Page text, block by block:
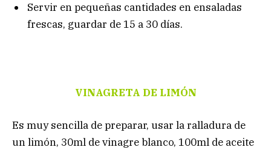
Servir en pequeñas cantidades en ensaladas
frescas, guardar de 15 a 30 días.
VINAGRETA DE LIMÓN
Es muy sencilla de preparar, usar la ralladura de
un limón, 30ml de vinagre blanco, 100ml de aceite